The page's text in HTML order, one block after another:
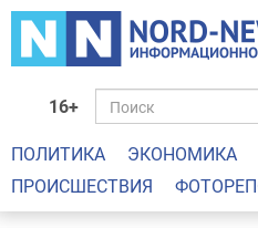
16+
ПОЛИТИКА ЭКОНОМИКА
ПРОИСШЕСТВИЯ